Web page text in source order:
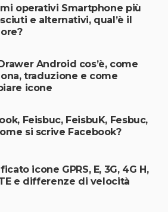
operativi Smartphone più
e alternativi, qual’è il
Android cos’è, come
traduzione e come
icone
Feisbuc, FeisbuK, Fesbuc,
si scrive Facebook?
icone GPRS, E, 3G, 4G H,
e differenze di velocità